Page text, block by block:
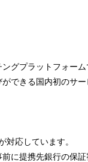
グプラットフォーム
できる国内初のサー
対応しています。
に提携先銀行の保証